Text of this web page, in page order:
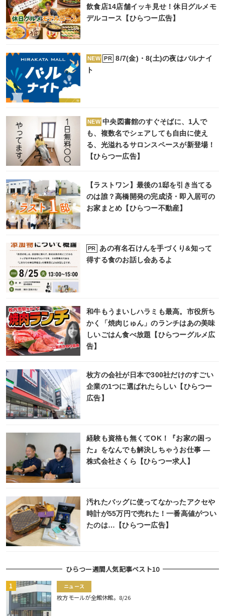
飲食店14店舗イッキ見せ！休日グルメモ
デルコース【ひらつー広告】
NEW PR
8/7(金)・8(土)の夜はバルナイ
ト
NEW 中央図書館のすぐそばに、1人で
も、複数名でシェアしても自由に使え
る、光溢れるサロンスペースが新登場！
【ひらつー広告】
【ラストワン】最後の1邸を引き当てる
のは誰？高橋開発の完成済・即入居可の
お家まとめ【ひらつー不動産】
PR
あの有名石けんを手づくり&知って
得する食のお話し会あるよ
和牛もうまいしハラミも最高。市役所ち
かく「焼肉じゅん」のランチはあの美味
しいごはん食べ放題【ひらつーグルメ広
告】
枚方の会社が日本で300社だけのすごい
企業の1つに選ばれたらしい【ひらつー
広告】
経験も資格も無くてOK！『お家の困っ
た』をなんでも解決しちゃうお仕事 ―
株式会社さくら【ひらつー求人】
汚れたバッグに使ってなかったアクセや
時計が55万円で売れた！一番高値がつい
たのは…【ひらつー広告】
ひらつー週間人気記事ベスト10
ニュース
枚方モールが全館休館。8/26